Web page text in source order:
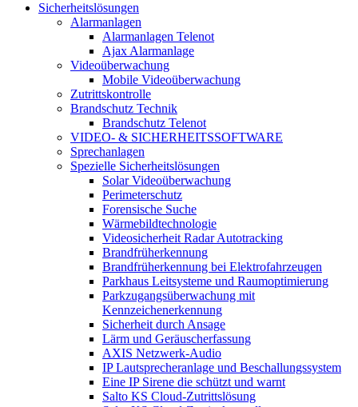
Sicherheitslösungen
Alarmanlagen
Alarmanlagen Telenot
Ajax Alarmanlage
Videoüberwachung
Mobile Videoüberwachung
Zutrittskontrolle
Brandschutz Technik
Brandschutz Telenot
VIDEO- & SICHERHEITSSOFTWARE
Sprechanlagen
Spezielle Sicherheitslösungen
Solar Videoüberwachung
Perimeterschutz
Forensische Suche
Wärmebildtechnologie
Videosicherheit Radar Autotracking​
Brandfrüherkennung
Brandfrüherkennung bei Elektrofahrzeugen
Parkhaus Leitsysteme und Raumoptimierung
Parkzugangsüberwachung mit
Kennzeichenerkennung
Sicherheit durch Ansage
Lärm und Geräuscherfassung
AXIS Netzwerk-Audio
IP Lautsprecheranlage und Beschallungssystem
Eine IP Sirene die schützt und warnt
Salto KS Cloud-Zutrittslösung